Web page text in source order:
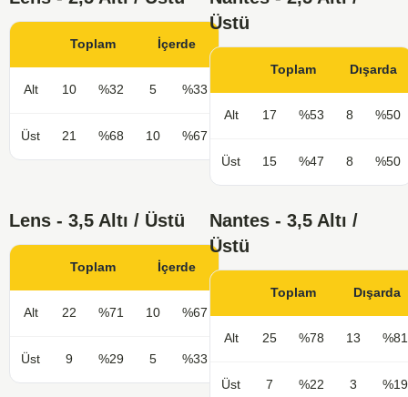
Toplam İçerde
Alt 10 %32 5 %33
Üst 21 %68 10 %67
Üstü
Toplam Dışarda
Alt 17 %53 8 %50
Üst 15 %47 8 %50
Lens - 3,5 Altı / Üstü
Toplam İçerde
Alt 22 %71 10 %67
Üst 9 %29 5 %33
Nantes - 3,5 Altı /
Üstü
Toplam Dışarda
Alt 25 %78 13 %81
Üst 7 %22 3 %19